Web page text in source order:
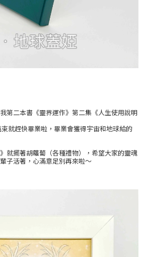
第二本書《靈界運作》第二集《人生使用說明
就趕快畢業啦，畢業會獲得宇宙和地球給的
就擺著胡蘿蔔（各種禮物），希望大家的靈魂
子活著，心滿意足別再來啦～